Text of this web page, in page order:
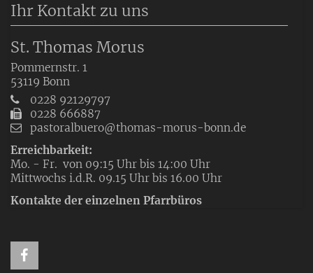
Ihr Kontakt zu uns
St. Thomas Morus
Pommernstr. 1
53119 Bonn
0228 92129797
0228 666887
pastoralbuero@thomas-morus-bonn.de
Erreichbarkeit:
Mo. - Fr. von 09:15 Uhr bis 14:00 Uhr
Mittwochs i.d.R. 09.15 Uhr bis 16.00 Uhr
Kontakte der einzelnen Pfarrbüros